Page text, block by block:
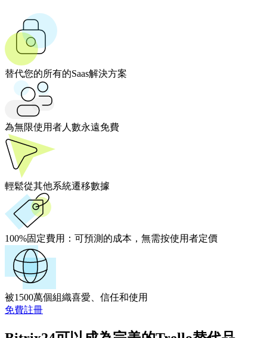
替代您的所有的Saas解決方案
為無限使用者人數永遠免費
輕鬆從其他系統遷移數據
100%固定費用： 可預測的成本，無需按使用者定價
被1500萬個組織喜愛、信任和使用
免費註冊